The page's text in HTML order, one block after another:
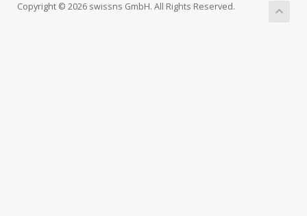
Copyright © 2026 swissns GmbH. All Rights Reserved.